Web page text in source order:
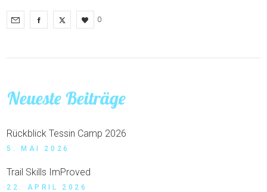
0
Neueste Beiträge
Rückblick Tessin Camp 2026
5. MAI 2026
Trail Skills ImProved
22. APRIL 2026